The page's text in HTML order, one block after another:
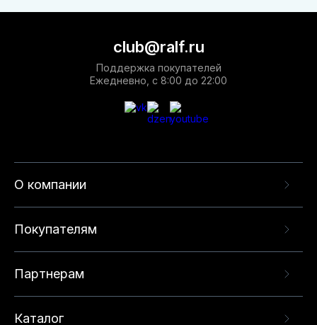
О компании
Покупателям
Партнерам
Каталог
club@ralf.ru
Поддержка покупателей
Ежедневно, с 8:00 до 22:00